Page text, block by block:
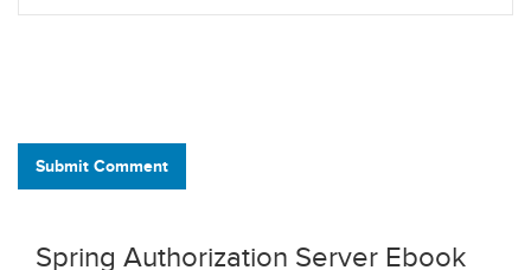
Submit Comment
Spring Authorization Server Ebook